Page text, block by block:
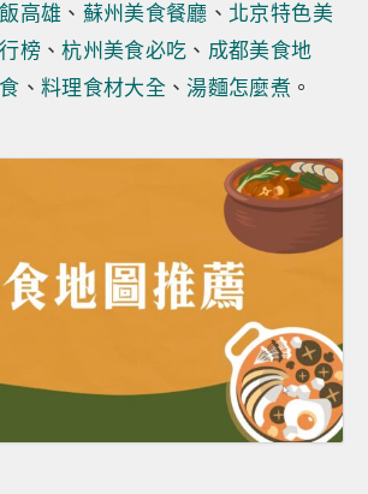
高雄 、 蘇州美食餐廳 、 北京特色美
榜 、杭州美食必吃 、 成都美食地
、料理食材大全 、湯麵怎麼煮 。